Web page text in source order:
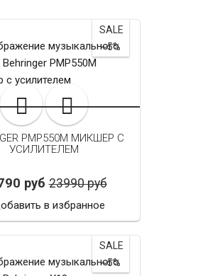
SALE
~5%
PMP550M МИКШЕР С
УСИЛИТЕЛЕМ
руб 23990 руб
в избранное
SALE
~5%